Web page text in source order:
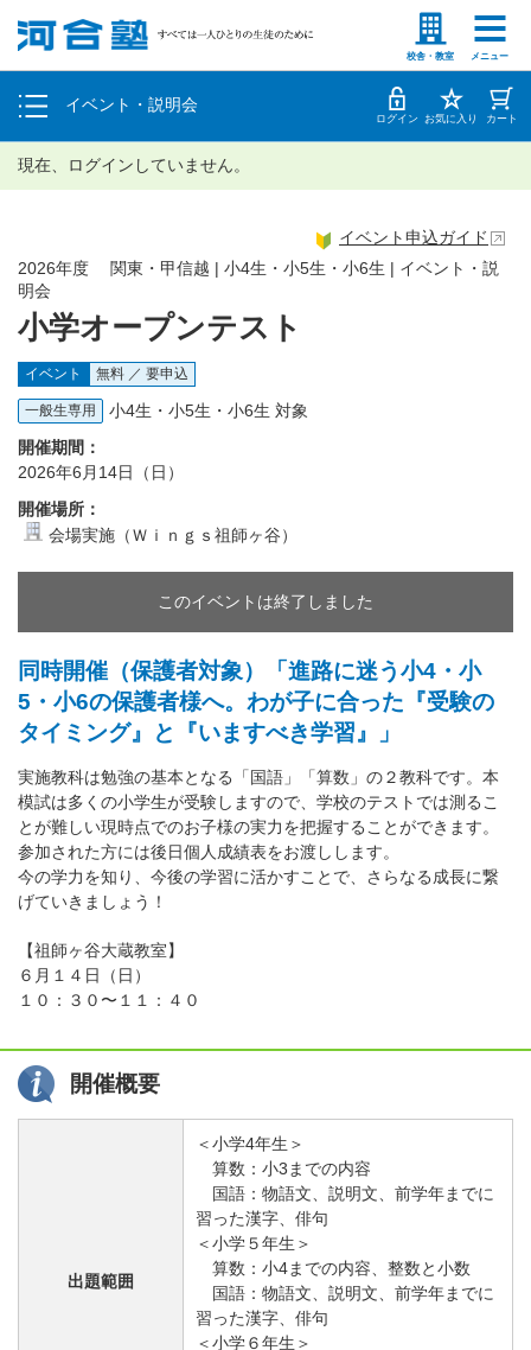
校舎・教室 メニュー
塾生の方 高等学校の先生
イベント・説明会
個別相談
体験授業 ログイン お気に入り カート
現在、ログインしていません。
小学オープンテスト
2026年度 関東・甲信越 | 小4生・小5生・小6生 | イベント・説
明会
イベント申込ガイド
イベント 無料 ／ 要申込
一般生専用
小4生・小5生・小6生 対象
開催期間：
2026年6月14日（日）
開催場所：
会場実施（Ｗｉｎｇｓ祖師ヶ谷）
このイベントは終了しました
同時開催（保護者対象）「進路に迷う小4・小
5・小6の保護者様へ。わが子に合った『受験の
タイミング』と『いますべき学習』」
実施教科は勉強の基本となる「国語」「算数」の２教科です。本
模試は多くの小学生が受験しますので、学校のテストでは測るこ
とが難しい現時点でのお子様の実力を把握することができます。
参加された方には後日個人成績表をお渡しします。
今の学力を知り、今後の学習に活かすことで、さらなる成長に繋
げていきましょう！
【祖師ヶ谷大蔵教室】
６月１４日（日）
１０：３０〜１１：４０
開催概要
出題範囲
＜小学4年生＞
算数：小3までの内容
国語：物語文、説明文、前学年までに
習った漢字、俳句
＜小学５年生＞
算数：小4までの内容、整数と小数
国語：物語文、説明文、前学年までに
習った漢字、俳句
＜小学６年生＞